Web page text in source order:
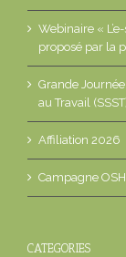
Webinaire «
proposé par la
Grande
au Travail
Affiliation 2026
Campagne
CATEGORIES